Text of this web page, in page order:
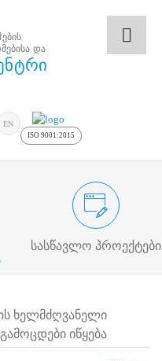
და
EN
ISO 9001:2015
სასწავლო პროექტები
სამოქალაქო
ხელმძღვანელი
იწყება